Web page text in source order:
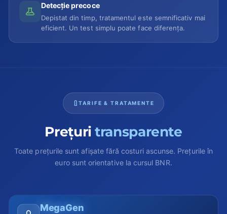
Detecție precoce
Depistat din timp, tratamentul este semnificativ mai
eficient. Un test simplu poate face diferența.
TARIFE & TRATAMENTE
Prețuritransparente
Toate prețurile sunt afișate fără costuri ascunse. Prețurile în
euro sunt orientative la cursul BNR.
MegaGen